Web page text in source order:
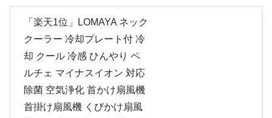
「楽天1位」LOMAYA ネック
クーラー 冷却プレート付 冷
却 クール 冷感 ひんやり ペ
ルチェ マイナスイオン 対応
除菌 空気浄化 首かけ扇風機
首掛け扇風機 くびかけ扇風